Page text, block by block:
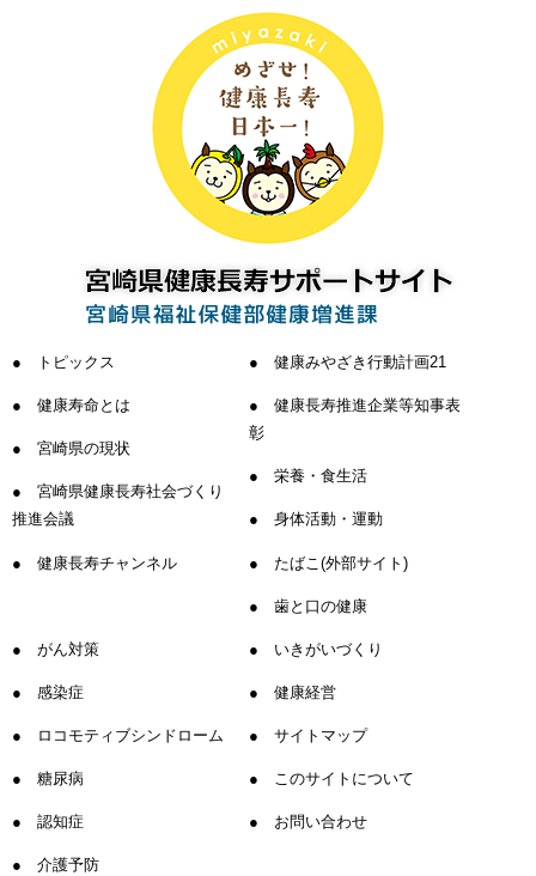
トピックス
健康寿命とは
宮崎県の現状
宮崎県健康長寿社会づくり
推進会議
健康長寿チャンネル
健康みやざき行動計画21
健康長寿推進企業等知事表
彰
栄養・食生活
身体活動・運動
たばこ(外部サイト)
歯と口の健康
がん対策
感染症
ロコモティブシンドローム
糖尿病
認知症
介護予防
いきがいづくり
健康経営
サイトマップ
このサイトについて
お問い合わせ